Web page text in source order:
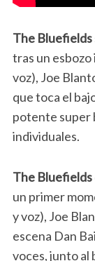
The Bluefields
tras un
voz), Joe
que toca el
potente super
individuales.
The Bluefields
un primer
y voz), Joe
escena Dan
voces, junto al